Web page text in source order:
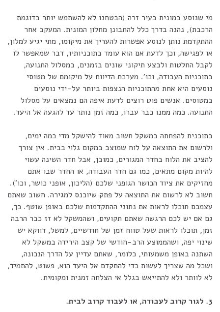
מי שנוסע במונית בעיר זרה (הבטחנו לא להשתמש יותר בדוגמת
הרכבת), נהנה בדרך כלל להתבונן מחלון המונית. המעקב אחר
ההתקדמת נותן לנוסע אפשרות להעריך את מיקומו, מתי יגיע למלון,
או לפגישה, וכך לדעת אם הוא עומד בתוכניותיו, דבר שמאפשר לו
לקבל החלטות ולבצע תיקוני שונים בזמנים, במסלול התנועה,
בתוכניות העבודה, וכו'. מערכת הדיווח על מיקומם של מטוסי
נוסעים היא אחת מהתוכניות הנצפות ביותר על-ידי נוסעים
במטוסים. אנשים פוט רוצים לדעת איפה הם נמצאים על מסלול
התנועה. כמה ממנו כבר עברו, כמה זמן נותר עד להגעה אל היעד.
בתוכנית להפחתה במשקל חשוב מאוד להישקל מדי כמה ימים,
ולרשום את התוצאה על לוח שמוצב במקום גלוי בבית. אין צורך
להציב את הלוח בחדר המגורים, כמובן, אבל חדר השינה עשוי
להיות מקום מתאים, כמו גם חדר העבודה, או החדר שבו אתם
מחזיקים את ציוד הכושר הגופני שלכם (הליכון, אופני כושר, וכו').
חשוב לא לרשום את התוצאה על פתק שיוכנס למגירה. חשוב שאתם
עצמכם תוכלו לראות את נתוני ההתקדמות שלכם באופן שוטף. כך,
גם אם יש לכם הרגשה שאתם תקועים, ושהמשקל לא זז כבר הרבה
זמן, תוכלו לראות שעל טווח זמן של חודשיים, למשל, דווקא יש
שינוי יפה, ושהממוצע הרב-חודשי של קצב הירידה במשקל לא
השתנה באופן משמעותי, כלומר, שאתם עדיין על הדרך הנכונה,
ושכל מה שצריך לעשות כדי להתקדם אל היעד הוא, פשוט, להתמיד,
לא לוותר ולא להתייאש בגלל אי הצלחה זמנית ומקומית.
3. לגור קרוב לעבודה, או לעבוד קרוב לבית.